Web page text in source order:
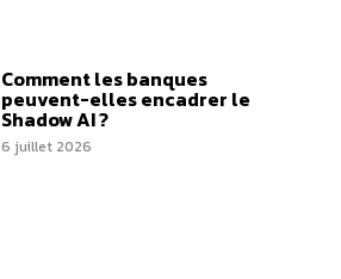
Comment les banques
peuvent-elles encadrer le
Shadow AI ?
6 juillet 2026